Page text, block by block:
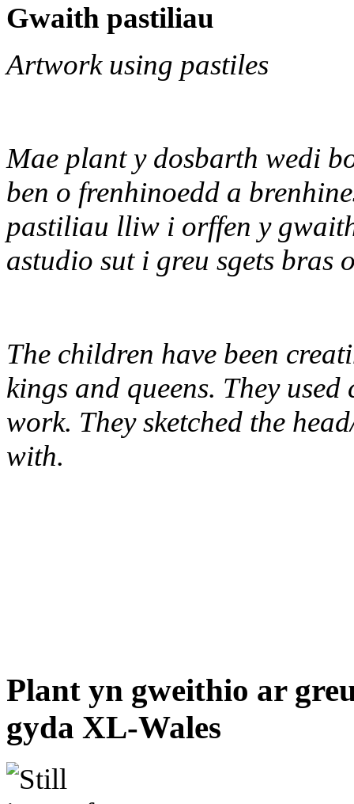
Gwaith pastiliau
Artwork using pastiles
Mae plant y dosbarth wedi
ben o frenhinoedd a
pastiliau lliw i orffen y
astudio sut i greu sgets bras
The children have been
kings and queens. They
work. They sketched the
with.
Plant yn gweithio ar
gyda XL-Wales